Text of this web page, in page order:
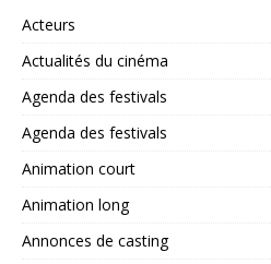
Acteurs
Actualités du cinéma
Agenda des festivals
Agenda des festivals
Animation court
Animation long
Annonces de casting